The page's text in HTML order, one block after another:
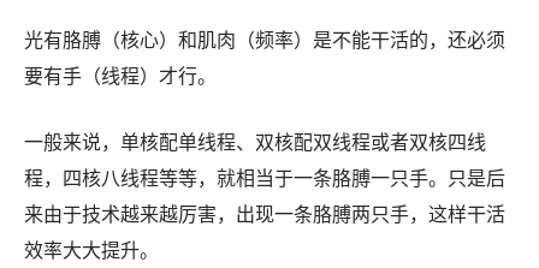
光有胳膊（核心）和肌肉（频率）是不能干活的，还必须
要有手（线程）才行。
一般来说，单核配单线程、双核配双线程或者双核四线
程，四核八线程等等，就相当于一条胳膊一只手。只是后
来由于技术越来越厉害，出现一条胳膊两只手，这样干活
效率大大提升。